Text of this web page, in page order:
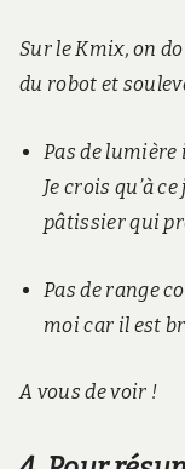
Sur le Kmix, on
du robot et
Pas de lumière
Je crois qu’à
pâtissier qui
Pas de range
moi car il est
A vous de voir !